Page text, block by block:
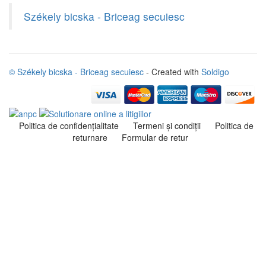
Székely bicska - Briceag secuiesc
© Székely bicska - Briceag secuiesc - Created with Soldigo
Politica de confidenţialitate Termeni şi condiţii
Politica de
returnare
Formular de retur